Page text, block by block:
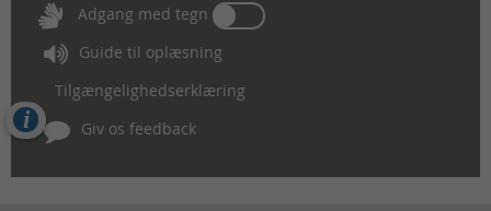
Adgang med tegn Tænd
eller
sluk
for
Adgang
Guide til oplæsning
Tilgængelighedserklæring
Giv os feedback
Cookies